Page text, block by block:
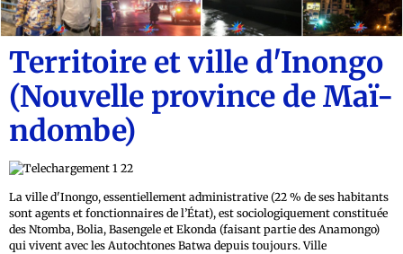
Territoire et ville d'Inongo
(Nouvelle province de Maï-
ndombe)
La ville d'Inongo, essentiellement administrative (22 % de ses habitants
sont agents et fonctionnaires de l’État), est sociologiquement constituée
des Ntomba, Bolia, Basengele et Ekonda (faisant partie des Anamongo)
qui vivent avec les Autochtones Batwa depuis toujours. Ville